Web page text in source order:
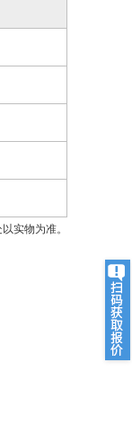
实物为准。